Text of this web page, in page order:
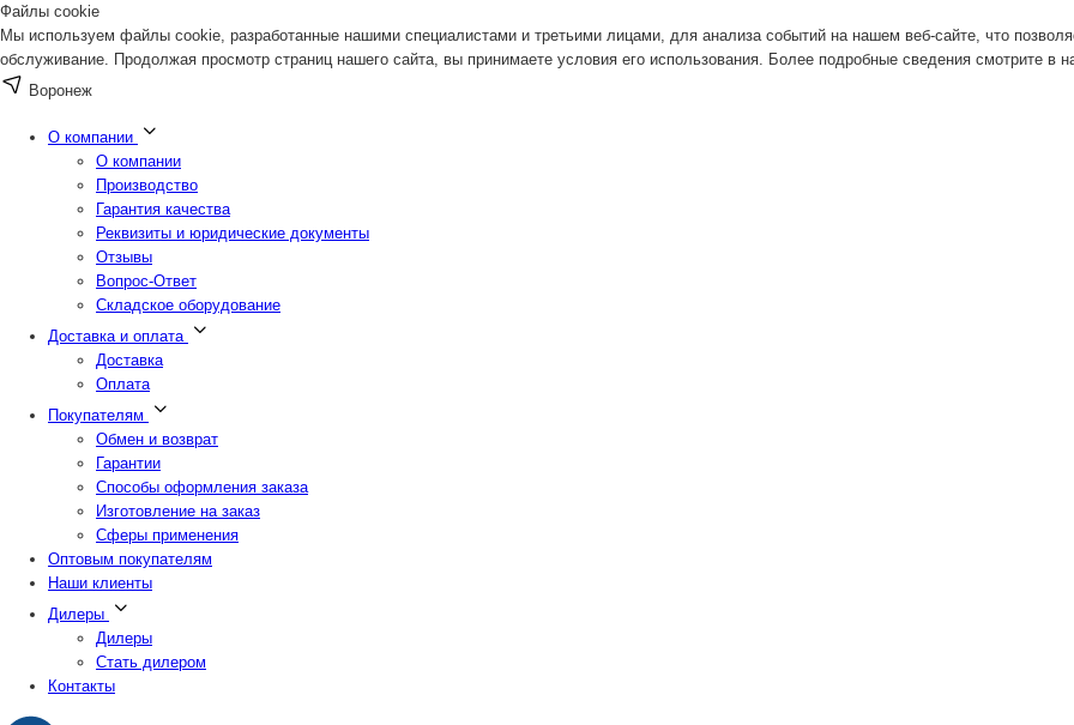
Файлы cookie
Мы используем файлы cookie, разработанные нашими специалистами и третьими лицами, для анализа событий на нашем веб-сайте, что
обслуживание. Продолжая просмотр страниц нашего сайта, вы принимаете условия его использования. Более подробные сведения смотрите в
Воронеж
О компании
О компании
Производство
Гарантия качества
Реквизиты и юридические документы
Отзывы
Вопрос-Ответ
Складское оборудование
Доставка и оплата
Доставка
Оплата
Покупателям
Обмен и возврат
Гарантии
Способы оформления заказа
Изготовление на заказ
Сферы применения
Оптовым покупателям
Наши клиенты
Дилеры
Дилеры
Стать дилером
Контакты